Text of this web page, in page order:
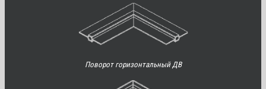
Поворот горизонтальный ДВ